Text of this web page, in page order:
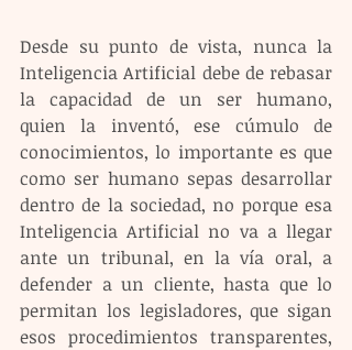
Desde su punto de vista, nunca la
Inteligencia Artificial debe de rebasar
la capacidad de un ser humano,
quien la inventó, ese cúmulo de
conocimientos, lo importante es que
como ser humano sepas desarrollar
dentro de la sociedad, no porque esa
Inteligencia Artificial no va a llegar
ante un tribunal, en la vía oral, a
defender a un cliente, hasta que lo
permitan los legisladores, que sigan
esos procedimientos transparentes,